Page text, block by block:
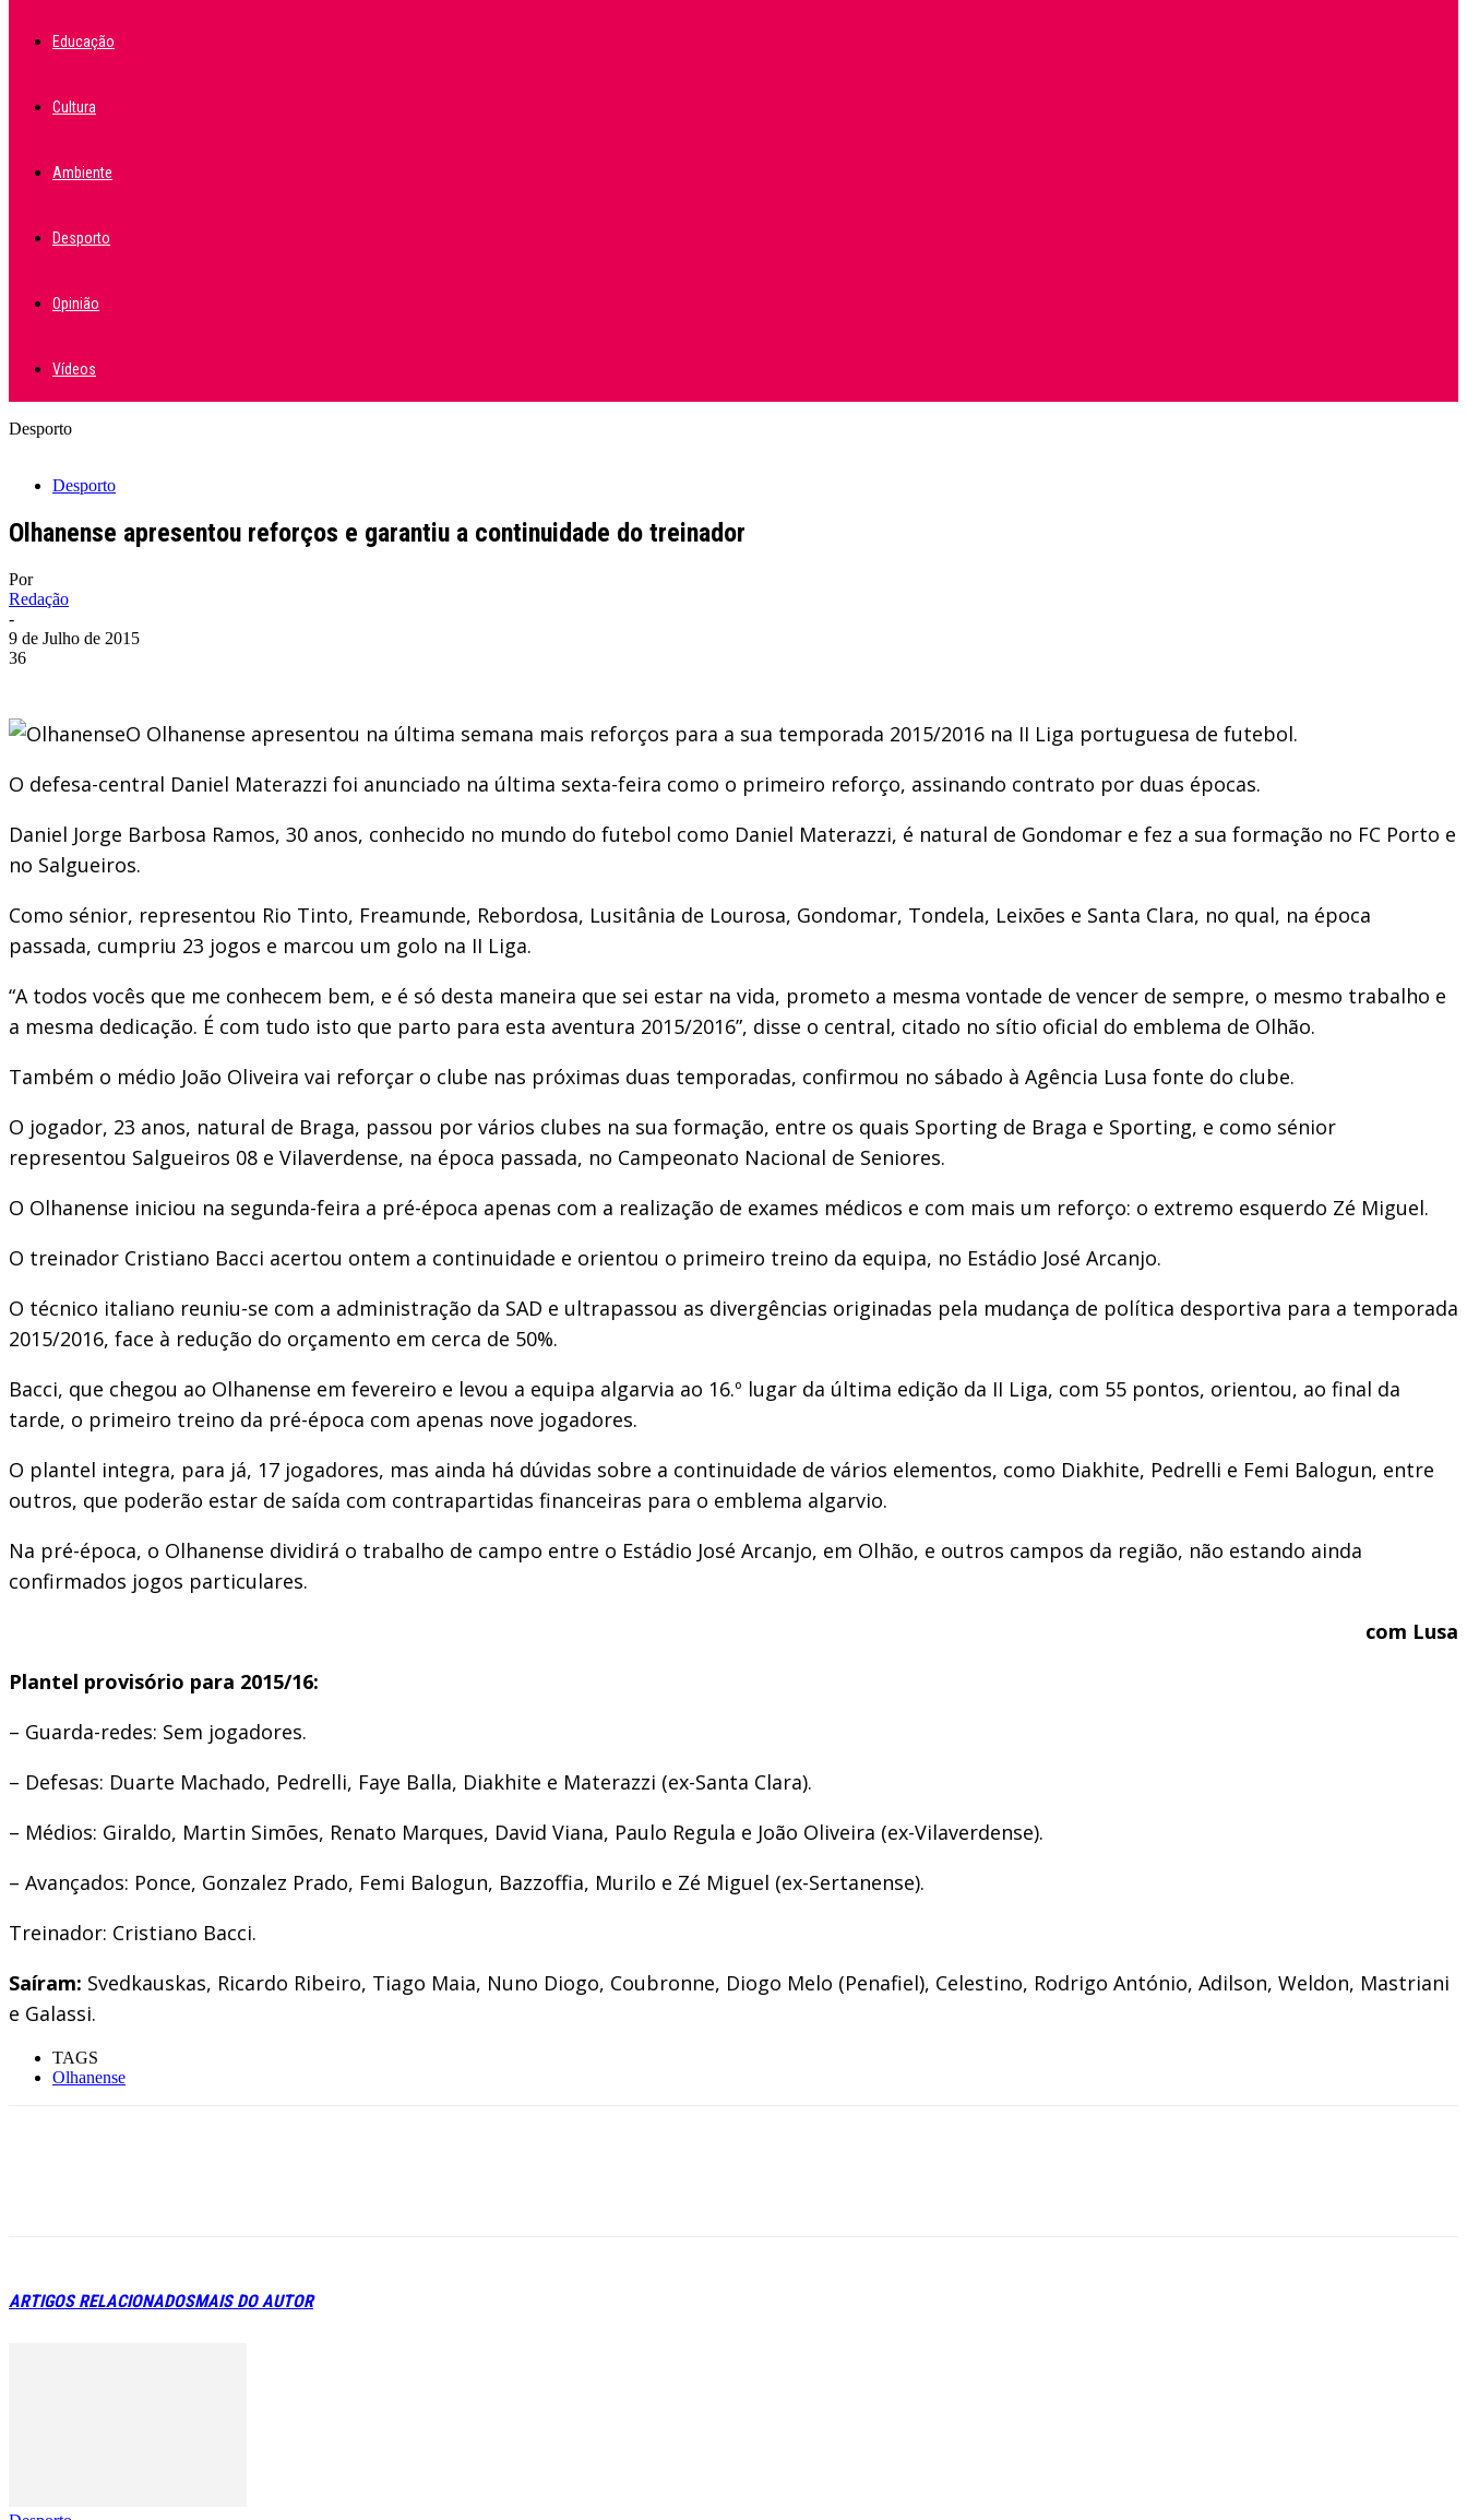
Educação
Cultura
Ambiente
Desporto
Opinião
Vídeos
Desporto
Desporto
Olhanense apresentou reforços e garantiu a continuidade do treinador
Por
Redação
-
9 de Julho de 2015
36
O Olhanense apresentou na última semana mais reforços para a sua temporada 2015/2016 na II Liga portuguesa de futebol.
O defesa-central Daniel Materazzi foi anunciado na última sexta-feira como o primeiro reforço, assinando contrato por duas épocas.
Daniel Jorge Barbosa Ramos, 30 anos, conhecido no mundo do futebol como Daniel Materazzi, é natural de Gondomar e fez a sua formação no FC Porto e
no Salgueiros.
Como sénior, representou Rio Tinto, Freamunde, Rebordosa, Lusitânia de Lourosa, Gondomar, Tondela, Leixões e Santa Clara, no qual, na época
passada, cumpriu 23 jogos e marcou um golo na II Liga.
“A todos vocês que me conhecem bem, e é só desta maneira que sei estar na vida, prometo a mesma vontade de vencer de sempre, o mesmo trabalho e
a mesma dedicação. É com tudo isto que parto para esta aventura 2015/2016”, disse o central, citado no sítio oficial do emblema de Olhão.
Também o médio João Oliveira vai reforçar o clube nas próximas duas temporadas, confirmou no sábado à Agência Lusa fonte do clube.
O jogador, 23 anos, natural de Braga, passou por vários clubes na sua formação, entre os quais Sporting de Braga e Sporting, e como sénior
representou Salgueiros 08 e Vilaverdense, na época passada, no Campeonato Nacional de Seniores.
O Olhanense iniciou na segunda-feira a pré-época apenas com a realização de exames médicos e com mais um reforço: o extremo esquerdo Zé Miguel.
O treinador Cristiano Bacci acertou ontem a continuidade e orientou o primeiro treino da equipa, no Estádio José Arcanjo.
O técnico italiano reuniu-se com a administração da SAD e ultrapassou as divergências originadas pela mudança de política desportiva para a temporada
2015/2016, face à redução do orçamento em cerca de 50%.
Bacci, que chegou ao Olhanense em fevereiro e levou a equipa algarvia ao 16.º lugar da última edição da II Liga, com 55 pontos, orientou, ao final da
tarde, o primeiro treino da pré-época com apenas nove jogadores.
O plantel integra, para já, 17 jogadores, mas ainda há dúvidas sobre a continuidade de vários elementos, como Diakhite, Pedrelli e Femi Balogun, entre
outros, que poderão estar de saída com contrapartidas financeiras para o emblema algarvio.
Na pré-época, o Olhanense dividirá o trabalho de campo entre o Estádio José Arcanjo, em Olhão, e outros campos da região, não estando ainda
confirmados jogos particulares.
com Lusa
Plantel provisório para 2015/16:
– Guarda-redes: Sem jogadores.
– Defesas: Duarte Machado, Pedrelli, Faye Balla, Diakhite e Materazzi (ex-Santa Clara).
– Médios: Giraldo, Martin Simões, Renato Marques, David Viana, Paulo Regula e João Oliveira (ex-Vilaverdense).
– Avançados: Ponce, Gonzalez Prado, Femi Balogun, Bazzoffia, Murilo e Zé Miguel (ex-Sertanense).
Treinador: Cristiano Bacci.
Saíram: Svedkauskas, Ricardo Ribeiro, Tiago Maia, Nuno Diogo, Coubronne, Diogo Melo (Penafiel), Celestino, Rodrigo António, Adilson, Weldon, Mastriani
e Galassi.
TAGS
Olhanense
ARTIGOS RELACIONADOSMAIS DO AUTOR